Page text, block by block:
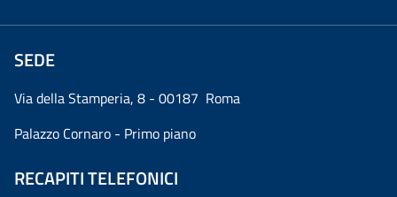
SEDE
Via della Stamperia, 8 - 00187 Roma
Palazzo Cornaro - Primo piano
RECAPITI TELEFONICI